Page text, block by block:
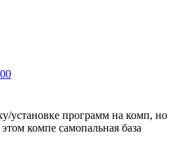
установке программ на комп, но
компе самопальная база